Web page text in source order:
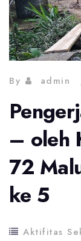
By admin
– oleh
72
ke 5
Aktifitas